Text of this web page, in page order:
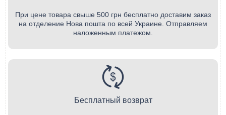
При цене товара свыше 500 грн бесплатно доставим заказ
на отделение Нова пошта по всей Украине. Отправляем
наложенным платежом.
Бесплатный возврат